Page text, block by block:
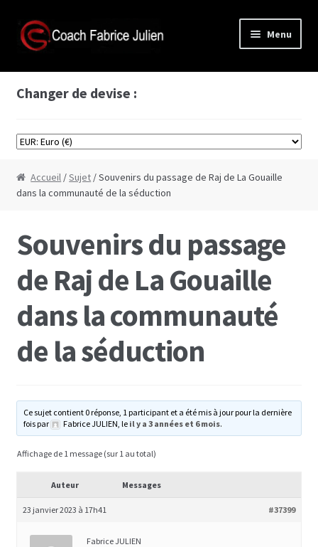
Aller
à
Aller
au
Menu
Accès membre
Formations vidéos
Formation Cyprine
films
Formation comment bien faire l’amour
Formation plans à 3
Formation PRO DU PLAISIR
Masterclass séduction et développement
Formation business en ligne
Changer de devise :
Accueil /Sujet / Souvenirs du passage de Raj de La Gouaille
dans la communauté de la séduction
Souvenirs du passage
de Raj de La Gouaille
dans la communauté
de la séduction
Ce sujet contient 0 réponse, 1 participant et a été mis à jour pour la dernière
fois par
Fabrice JULIEN, le il y a 3 années et 6 mois.
Affichage de 1 message (sur 1 au total)
Auteur Messages
23 janvier 2023 à 17h41 #37399
Fabrice JULIEN